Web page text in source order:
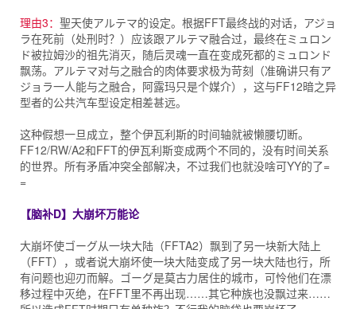
理由3： 聖天使アルテマ的设定。根据FFT最终战的对话，アジョ
ラ在死前（处刑时？）应该跟アルテマ融合过，最终在ミュロン
ド被拉姆沙的祖先消灭，随后灵魂一直在变成死都的ミュロンド
飘荡。アルテマ对与之融合的肉体要求极为苛刻（准确讲只有ア
ジョラ一人能与之融合，阿露玛只是个媒介），这与FF12暗之异
型者的公共汽车型设定相差甚远。
这种假想一旦成立，整个伊瓦利斯的时间轴就被懒腰切断。
FF12/RW/A2和FFT的伊瓦利斯变成两个不同的，没有时间关系
的世界。所有矛盾冲突全部解决，不过我们也就没啥可YY的了=
=
【脑补D】大崩坏万能论
大崩坏使ゴーグ从一块大陆（FFTA2）飘到了另一块新大陆上
（FFT），或者说大崩坏使一块大陆变成了另一块大陆也行，所
有问题也迎刃而解。ゴーグ是莫古力居住的城市，可怜他们在漂
移过程中灭绝，在FFT里不再出现……其它种族也没飘过来……